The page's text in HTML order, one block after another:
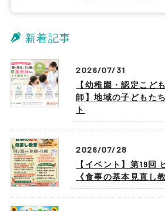
新着記事
2026/07/31
【幼稚園・認定こど
師】地域の子どもた
ト
2026/07/28
【イベント】第19回
《食事の基本見直し教